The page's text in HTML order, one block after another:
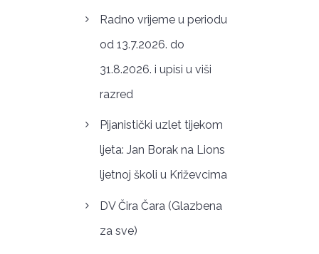
Radno vrijeme u periodu
od 13.7.2026. do
31.8.2026. i upisi u viši
razred
Pijanistički uzlet tijekom
ljeta: Jan Borak na Lions
ljetnoj školi u Križevcima
DV Čira Čara (Glazbena
za sve)